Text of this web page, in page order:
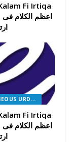
Fi Irtiqa
MISCELLANEOUS URDU BOOKS
Fi Irtiqa